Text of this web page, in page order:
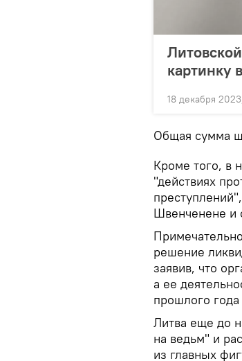
картинку
18 декабря
Общая сумма
Кроме того, в
"действиях
Швенченене и
решение
заявив, что
а ее
прошлого
Литва еще до
на ведьм" и
из главных